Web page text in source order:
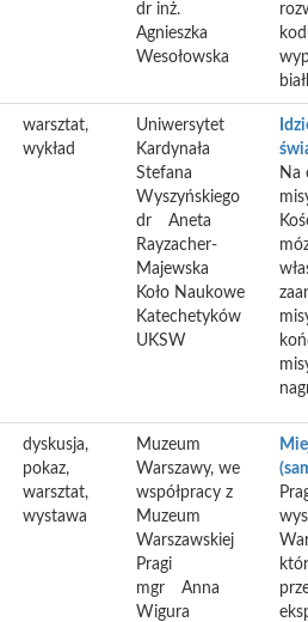
dr inż.
Agnieszka
Wesołowska
warsztat,
wykład
Uniwersytet
Kardynała
Stefana
Wyszyńskiego
dr
Aneta
Rayzacher-
Majewska
Koło Naukowe
Katechetyków
UKSW
Na
dyskusja,
pokaz,
warsztat,
wystawa
Muzeum
Warszawy, we
współpracy z
Muzeum
Warszawskiej
Pragi
mgr
Anna
Wigura